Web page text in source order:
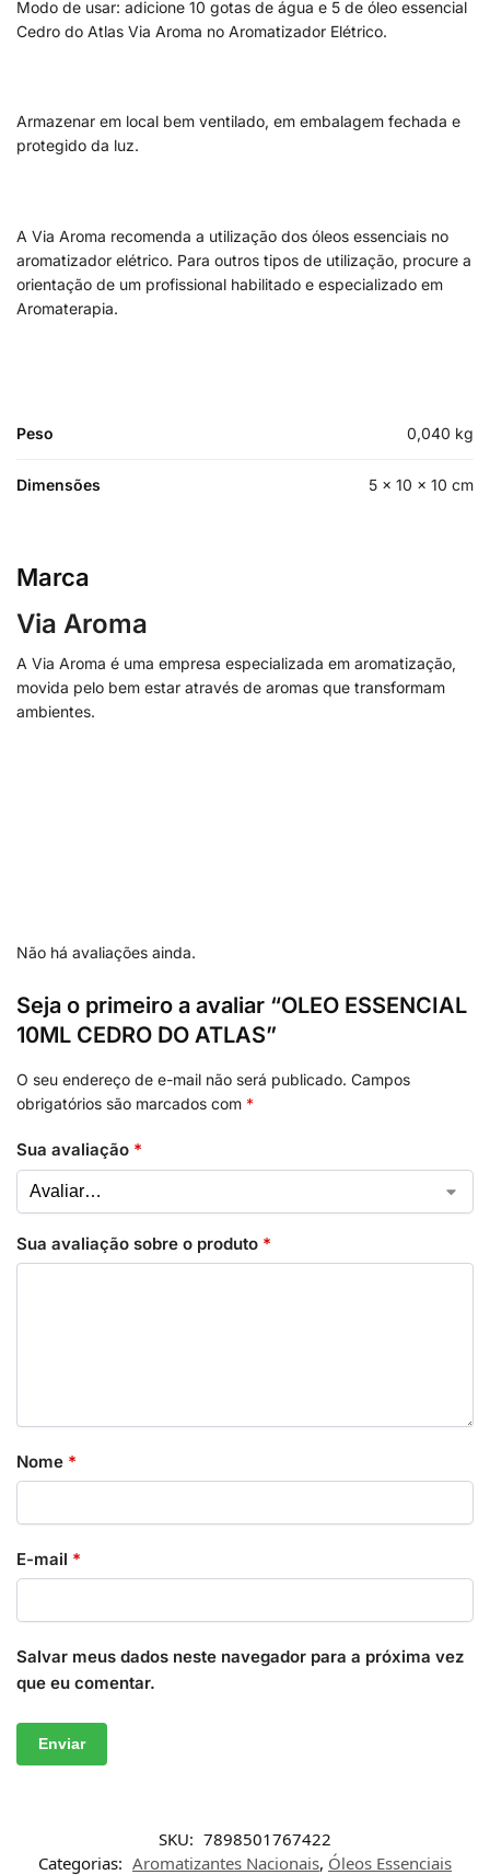
Modo de usar: adicione 10 gotas de água e 5 de óleo essencial
Cedro do Atlas Via Aroma no Aromatizador Elétrico.
Armazenar em local bem ventilado, em embalagem fechada e
protegido da luz.
A Via Aroma recomenda a utilização dos óleos essenciais no
aromatizador elétrico. Para outros tipos de utilização, procure a
orientação de um profissional habilitado e especializado em
Aromaterapia.
Peso 0,040 kg
Dimensões 5 × 10 × 10 cm
Marca
Via Aroma
A Via Aroma é uma empresa especializada em aromatização,
movida pelo bem estar através de aromas que transformam
ambientes.
Não há avaliações ainda.
Seja o primeiro a avaliar “OLEO ESSENCIAL
10ML CEDRO DO ATLAS”
O seu endereço de e-mail não será publicado. Campos
obrigatórios são marcados com *
Sua avaliação *
Sua avaliação sobre o produto *
Nome *
E-mail *
Salvar meus dados neste navegador para a próxima vez
que eu comentar.
SKU: 7898501767422
Categorias: Aromatizantes Nacionais, Óleos Essenciais